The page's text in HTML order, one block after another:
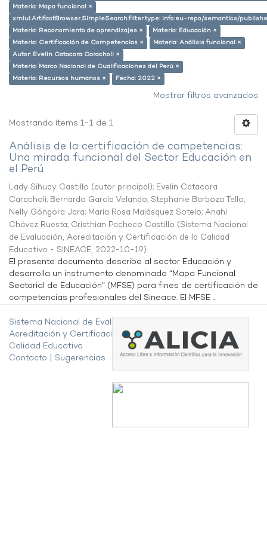
Materia: Mapa funcional ×
xmlui.ArtifactBrowser.SimpleSearch.filter.type: info:eu-repo/semantics/
Materia: Reconomiento de aprendizajes ×
Materia: Educación ×
Materia: Certificación de Competencias ×
Materia: Análisis funcional ×
Autor: Evelin Catacora Caracholi ×
Materia: Marco Nacional de Cualificaciones del Perú ×
Materia: Recursos humanos ×
Fecha: 2022 ×
Mostrar filtros avanzados
Mostrando ítems 1-1 de 1
Análisis de la certificación de competencias:
Una mirada funcional del Sector Educación en
el Perú
Lady Sihuay Castillo (autor principal); Evelin Catacora
Caracholi; Bernardo García Velando; Stephanie Barboza Tello;
Nelly Góngora Jara; María Rosa Malásquez Sotelo; Anahí
Chávez Ruesta; Cristhian Pacheco Castillo (Sistema Nacional
de Evaluación, Acreditación y Certificación de la Calidad
Educativa - SINEACE, 2022-10-19)
El presente documento describe al sector Educación y
desarrolla un instrumento denominado “Mapa Funcional
Sectorial de Educación” (MFSE) para fines de certificación de
competencias profesionales del Sineace. El MFSE ...
Sistema Nacional de Evaluación,
Acreditación y Certificación de la
Calidad Educativa
Contacto
Sugerencias